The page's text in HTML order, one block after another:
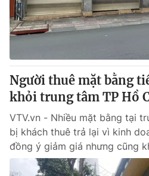
Người thuê mặt bằng
khỏi trung tâm TP Hồ
VTV.vn - Nhiều mặt bằng tại
bị khách thuê trả lại vì kinh
đồng ý giảm giá nhưng cũng